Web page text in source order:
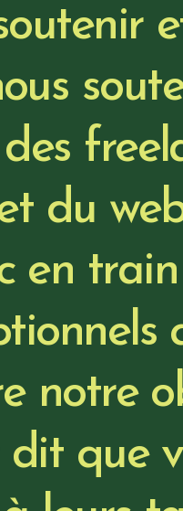
du
en
notre
dit que